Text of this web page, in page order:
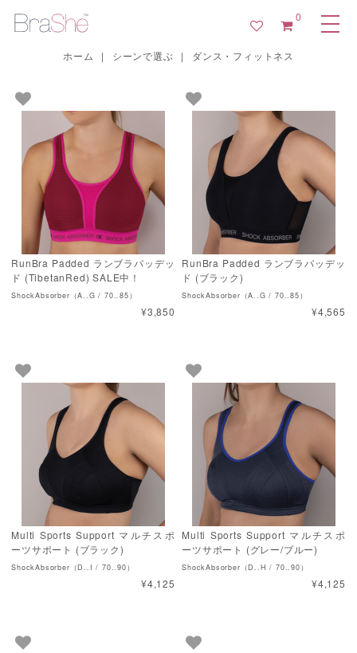
0
ホーム | シーンで選ぶ | ダンス・フィットネス
RunBra Padded ランブラパッデッ
ド (TibetanRed) SALE中！
ShockAbsorber（A..G / 70..85）
¥3,850
RunBra Padded ランブラパッデッ
ド (ブラック)
ShockAbsorber（A..G / 70..85）
¥4,565
Multi Sports Support マルチスポ
ーツサポート (ブラック)
ShockAbsorber（D..I / 70..90）
¥4,125
Multi Sports Support マルチスポ
ーツサポート (グレー/ブルー)
ShockAbsorber（D..H / 70..90）
¥4,125